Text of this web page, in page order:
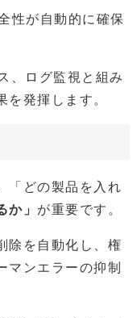
性が自動的に確保
、ログ監視と組み
発揮します。
「どの製品を入れ
か」 が重要です。
除を自動化し、権
マンエラーの抑制